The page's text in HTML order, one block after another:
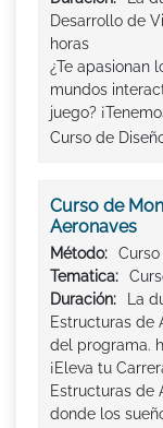
Desarrollo de
horas
¿Te apasionan
mundos
juego?
Curso de
Curso de
Aeronaves
Método:
Curso
Tematica:
Duración:
La
Estructuras de
del programa.
¡Eleva tu
Estructuras de
donde los